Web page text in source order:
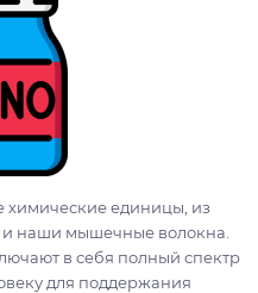
химические единицы, из
и наши мышечные волокна.
в себя полный спектр
для поддержания